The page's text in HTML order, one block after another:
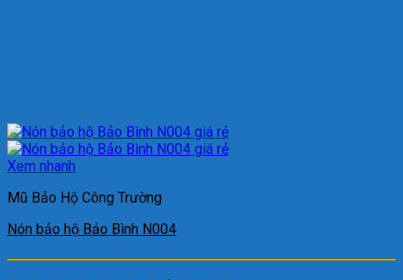
Xem nhanh
Mũ Bảo Hộ Công Trường
Nón bảo hộ Bảo Bình N004